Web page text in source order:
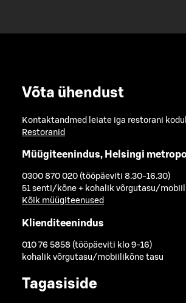
Võta ühendust
Kontaktandmed leiate iga restorani
Restoranid
Müügiteenindus, Helsingi
0300 870 020 (tööpäeviti 8.30-16.30)
51 senti/kõne + kohalik võrgutasu/
Kõik müügiteenused
Klienditeenindus
010 76 5858 (tööpäeviti klo 9-16)
kohalik võrgutasu/mobiilikõne tasu
Tagasiside